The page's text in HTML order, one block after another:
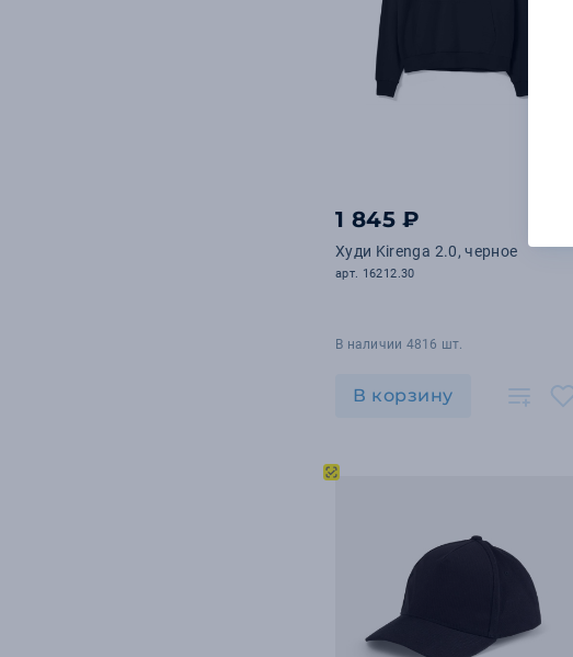
1 845 ₽
Худи Kirenga 2.0, черное
арт. 16212.30
В наличии 4816 шт.
В корзину